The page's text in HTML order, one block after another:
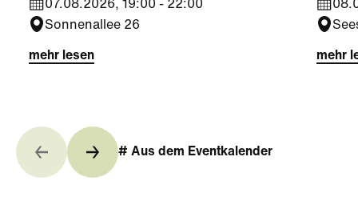
07.08.2026, 19:00 - 22:00
Sonnenallee 26
mehr lesen mehr
# Aus dem Eventkalender